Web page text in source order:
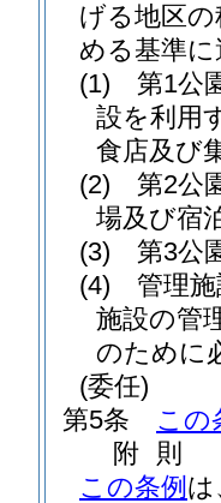
げる地区
める基準
(1)
第1公
設を利用
食店及び
(2)
第2公
場及び宿
(3)
第3公
(4)
管理
施設の管
のために
(委任)
第5条
この
附 則
この条例 は